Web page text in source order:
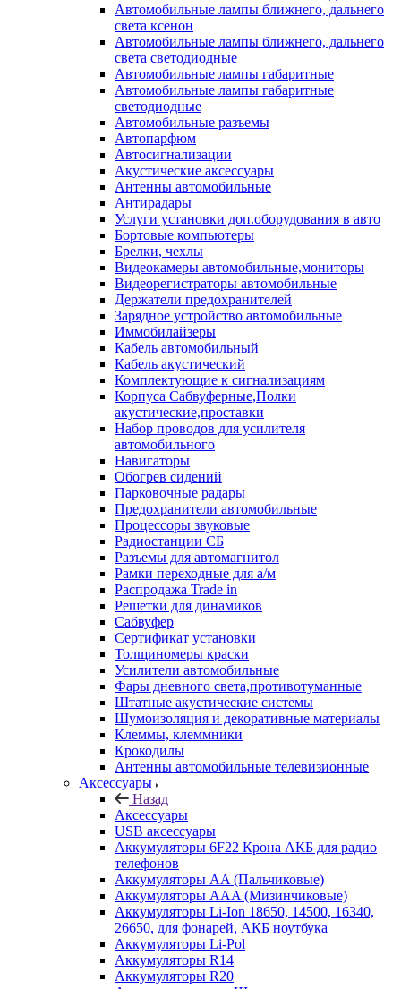
Автомобильные лампы ближнего, дальнего
света ксенон
Автомобильные лампы ближнего, дальнего
света светодиодные
Автомобильные лампы габаритные
Автомобильные лампы габаритные
светодиодные
Автомобильные разъемы
Автопарфюм
Автосигнализации
Акустические аксессуары
Антенны автомобильные
Антирадары
Услуги установки доп.оборудования в авто
Бортовые компьютеры
Брелки, чехлы
Видеокамеры автомобильные,мониторы
Видеорегистраторы автомобильные
Держатели предохранителей
Зарядное устройство автомобильные
Иммобилайзеры
Кабель автомобильный
Кабель акустический
Комплектующие к сигнализациям
Корпуса Сабвуферные,Полки
акустические,проставки
Набор проводов для усилителя
автомобильного
Навигаторы
Обогрев сидений
Парковочные радары
Предохранители автомобильные
Процессоры звуковые
Радиостанции СБ
Разъемы для автомагнитол
Рамки переходные для а/м
Распродажа Trade in
Решетки для динамиков
Сабвуфер
Сертификат установки
Толщиномеры краски
Усилители автомобильные
Фары дневного света,противотуманные
Штатные акустические системы
Шумоизоляция и декоративные материалы
Клеммы, клеммники
Крокодилы
Антенны автомобильные телевизионные
Аксессуары
Назад
Аксессуары
USB аксессуары
Аккумуляторы 6F22 Крона АКБ для радио
телефонов
Аккумуляторы AA (Пальчиковые)
Аккумуляторы AAA (Мизинчиковые)
Аккумуляторы Li-Ion 18650, 14500, 16340,
26650, для фонарей, АКБ ноутбука
Аккумуляторы Li-Pol
Аккумуляторы R14
Аккумуляторы R20